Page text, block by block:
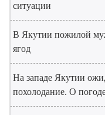
ситуации
В Якутии пожилой
ягод
На западе Якутии
похолодание. О